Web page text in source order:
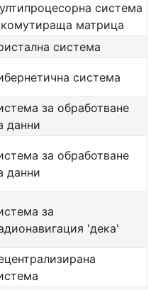
система
матрица
система
система
за обработване
данни
за обработване
данни
за
'дека'